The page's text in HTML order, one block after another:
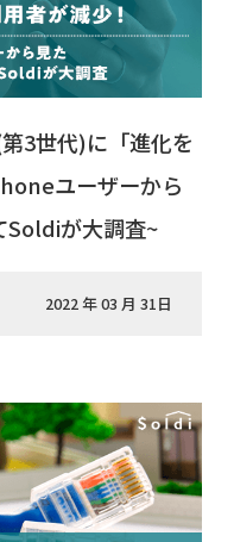
3世代)に「進化を
ユーザーから
Soldiが大調査~
2022 年 03 月 31日